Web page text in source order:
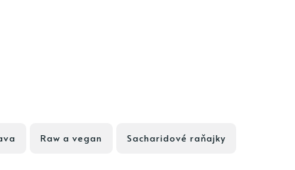
Raw a vegan Sacharidové raňajky